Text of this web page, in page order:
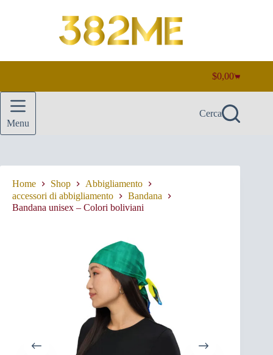
Carrello
$0,00
Menu
Cerca
Home Shop
Abbigliamento
accessori di abbigliamento
Bandana
Bandana unisex – Colori boliviani